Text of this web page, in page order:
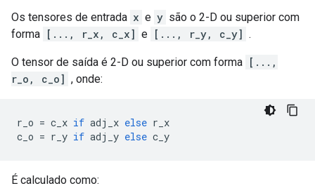
Os tensores de entrada x e y são o 2-D ou superior com
forma [..., r_x, c_x] e [..., r_y, c_y] .
O tensor de saída é 2-D ou superior com forma [...,
r_o, c_o] , onde:
r_o = c_x if adj_x else r_x
c_o = r_y if adj_y else c_y
É calculado como: